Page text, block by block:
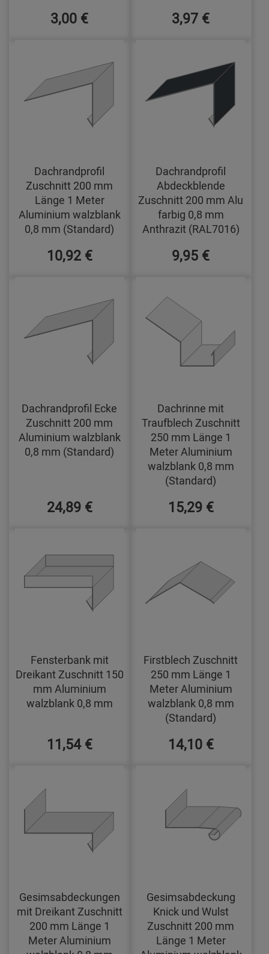
3,00 € 3,97 €
Dachrandprofil
Zuschnitt 200 mm
Länge 1 Meter
Aluminium walzblank
0,8 mm (Standard)
10,92 €
Dachrandprofil
Abdeckblende
Zuschnitt 200 mm Alu
farbig 0,8 mm
Anthrazit (RAL7016)
9,95 €
Dachrandprofil Ecke
Zuschnitt 200 mm
Aluminium walzblank
0,8 mm (Standard)
24,89 €
Dachrinne mit
Traufblech Zuschnitt
250 mm Länge 1
Meter Aluminium
walzblank 0,8 mm
(Standard)
15,29 €
Fensterbank mit
Dreikant Zuschnitt 150
mm Aluminium
walzblank 0,8 mm
11,54 €
Firstblech Zuschnitt
250 mm Länge 1
Meter Aluminium
walzblank 0,8 mm
(Standard)
14,10 €
Gesimsabdeckungen
mit Dreikant Zuschnitt
200 mm Länge 1
Meter Aluminium
Gesimsabdeckung
Knick und Wulst
Zuschnitt 200 mm
Länge 1 Meter